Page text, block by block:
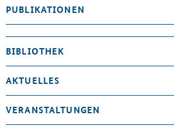
PUBLIKATIONEN
BIBLIOTHEK
AKTUELLES
VERANSTALTUNGEN